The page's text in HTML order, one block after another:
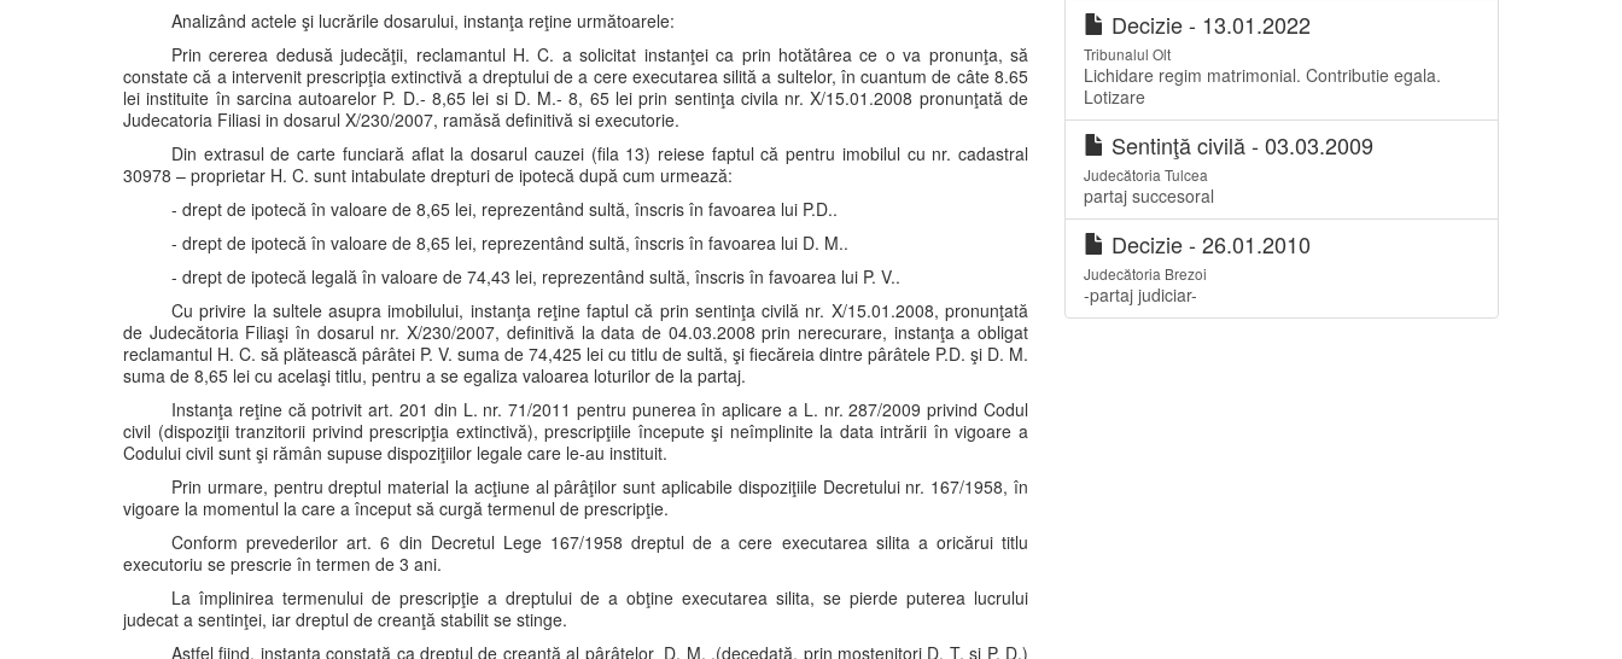
Analizând actele şi lucrările dosarului, instanţa reţine următoarele:
Prin cererea dedusă judecăţii, reclamantul H. C. a solicitat instanţei ca prin hotătârea ce o va pronunţa, să
constate că a intervenit prescripţia extinctivă a dreptului de a cere executarea silită a sultelor, în cuantum de câte 8.65
lei instituite în sarcina autoarelor P. D.- 8,65 lei si D. M.- 8, 65 lei prin sentinţa civila nr. X/15.01.2008 pronunţată de
Judecatoria Filiasi in dosarul X/230/2007, ramăsă definitivă si executorie.
Din extrasul de carte funciară aflat la dosarul cauzei (fila 13) reiese faptul că pentru imobilul cu nr. cadastral
30978 – proprietar H. C. sunt intabulate drepturi de ipotecă după cum urmează:
- drept de ipotecă în valoare de 8,65 lei, reprezentând sultă, înscris în favoarea lui P.D..
- drept de ipotecă în valoare de 8,65 lei, reprezentând sultă, înscris în favoarea lui D. M..
- drept de ipotecă legală în valoare de 74,43 lei, reprezentând sultă, înscris în favoarea lui P. V..
Cu privire la sultele asupra imobilului, instanţa reţine faptul că prin sentinţa civilă nr. X/15.01.2008, pronunţată
de Judecătoria Filiaşi în dosarul nr. X/230/2007, definitivă la data de 04.03.2008 prin nerecurare, instanţa a obligat
reclamantul H. C. să plătească pârâtei P. V. suma de 74,425 lei cu titlu de sultă, şi fiecăreia dintre pârâtele P.D. şi D. M.
suma de 8,65 lei cu acelaşi titlu, pentru a se egaliza valoarea loturilor de la partaj.
Instanţa reţine că potrivit art. 201 din L. nr. 71/2011 pentru punerea în aplicare a L. nr. 287/2009 privind Codul
civil (dispoziţii tranzitorii privind prescripţia extinctivă), prescripţiile începute şi neîmplinite la data intrării în vigoare a
Codului civil sunt şi rămân supuse dispoziţiilor legale care le-au instituit.
Prin urmare, pentru dreptul material la acţiune al pârâţilor sunt aplicabile dispoziţiile Decretului nr. 167/1958, în
vigoare la momentul la care a început să curgă termenul de prescripţie.
Conform prevederilor art. 6 din Decretul Lege 167/1958 dreptul de a cere executarea silita a oricărui titlu
executoriu se prescrie în termen de 3 ani.
La împlinirea termenului de prescripţie a dreptului de a obţine executarea silita, se pierde puterea lucrului
judecat a sentinţei, iar dreptul de creanţă stabilit se stinge.
Astfel fiind, instanta constată ca dreptul de creanţă al pârâtelor D. M. .(decedată, prin moştenitori D. T. şi P. D.)
Decizie - 13.01.2022
Tribunalul Olt
Lichidare regim matrimonial. Contributie egala.
Lotizare
Sentinţă civilă - 03.03.2009
Judecătoria Tulcea
partaj succesoral
Decizie - 26.01.2010
Judecătoria Brezoi
-partaj judiciar-